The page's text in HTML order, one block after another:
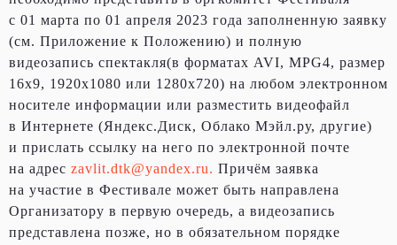
с 01 марта по 01 апреля 2023 года заполненную заявку
(см. Приложение к Положению) и полную
видеозапись спектакля(в форматах AVI, MPG4, размер
16х9, 1920х1080 или 1280х720) на любом электронном
носителе информации или разместить видеофайл
в Интернете (Яндекс.Диск, Облако Мэйл.ру, другие)
и прислать ссылку на него по электронной почте
на адрес zavlit.dtk@yandex.ru. Причём заявка
на участие в Фестивале может быть направлена
Организатору в первую очередь, а видеозапись
представлена позже, но в обязательном порядке